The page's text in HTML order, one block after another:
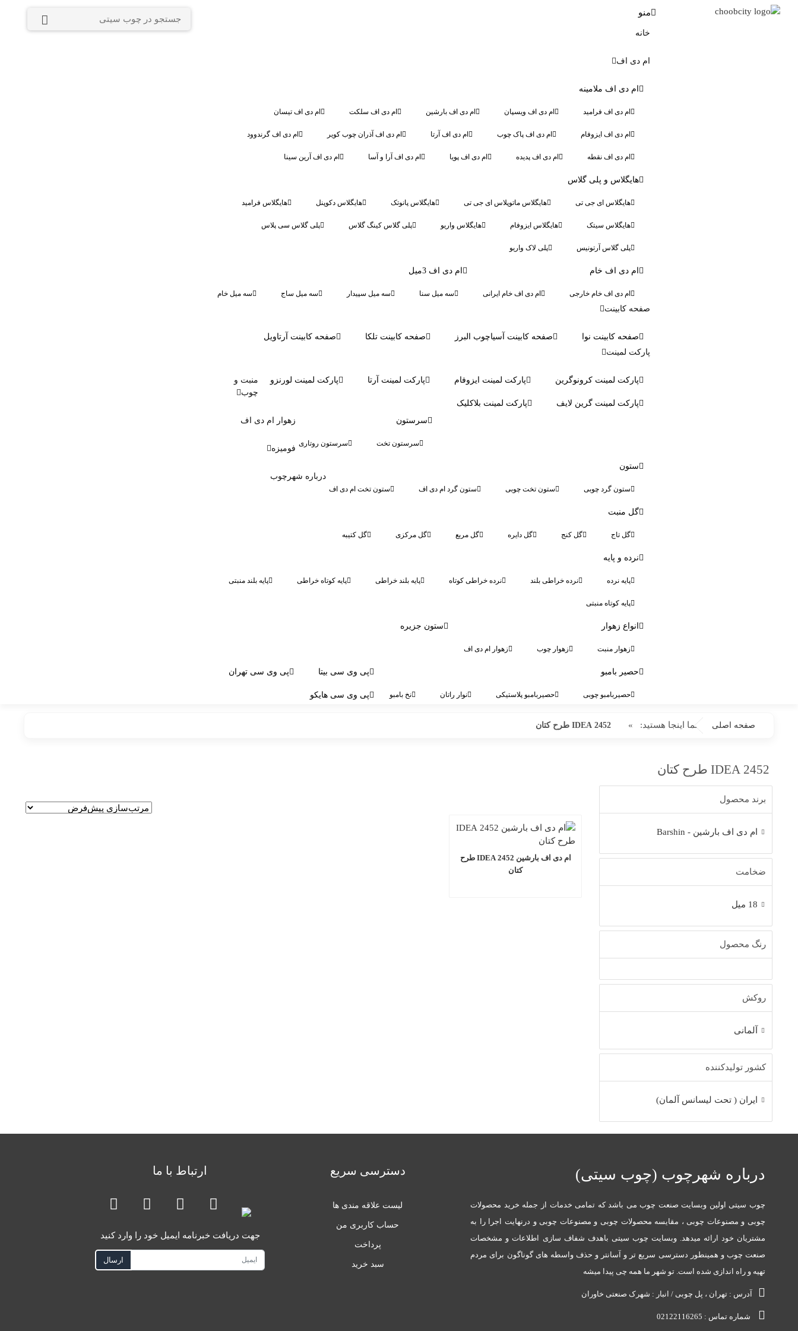
منو
خانه
ام دی اف
ام دی اف ملامینه
ام دی اف فرامید ام دی اف ویسپان ام دی اف بارشین ام دی اف سلکت ام دی اف تیسان
ام دی اف ایزوفام ام دی اف پاک چوب ام دی اف آرتا ام دی اف آذران چوب کویر ام دی اف گرندوود
ام دی اف نقطه ام دی اف پدیده ام دی اف پویا ام دی اف آرا و آسا ام دی اف آرین سینا
هایگلاس و پلی گلاس
هایگلاس ای جی تی هایگلاس ماتوپلاس ای جی تی هایگلاس پانوتک هایگلاس دکوپنل هایگلاس فرامید
هایگلاس سیتک هایگلاس ایزوفام هایگلاس واریو پلی گلاس کینگ گلاس پلی گلاس سی پلاس
پلی گلاس آرتونیس پلی لاک واریو
ام دی اف خام
ام دی اف خام خارجی ام دی اف خام ایرانی
ام دی اف 3میل
سه میل سنا سه میل سپیدار سه میل ساج سه میل خام
صفحه کابینت
صفحه کابینت نوا صفحه کابینت آسیاچوب البرز صفحه کابینت تلکا
صفحه کابینت آرتاویل
پارکت لمینت
پارکت لمینت کرونوگرین پارکت لمینت ایزوفام پارکت لمینت آرتا پارکت لمینت لورنزو
پارکت لمینت گرین لایف پارکت لمینت بلاکلیک
منبت و
چوب
سرستون
سرستون تخت سرستون روتاری
ستون
ستون گرد چوبی ستون تخت چوبی ستون گرد ام دی اف ستون تخت ام دی اف
گل منبت
گل تاج گل کنج گل دایره گل مربع گل مرکزی گل کتیبه
نرده و پایه
پایه نرده نرده خراطی بلند نرده خراطی کوتاه پایه بلند خراطی پایه کوتاه خراطی پایه بلند منبتی
پایه کوتاه منبتی
انواع زهوار
زهوار منبت زهوار چوب زهوار ام دی اف
ستون جزیره
حصیر بامبو
حصیربامبو چوبی حصیربامبو پلاستیکی نوار راتان نخ بامبو
زهوار ام دی اف
فومیزه
پی وی سی بیتا پی وی سی تهران
پی وی سی هایکو
درباره شهرچوب
شما اینجا هستید: صفحه اصلی » 2452 IDEA طرح کتان
2452 IDEA طرح کتان
برند محصول
ام دی اف بارشین - Barshin
ضخامت
18 میل
رنگ محصول
روکش
آلمانی
کشور تولیدکننده
ایران ( تحت لیسانس آلمان)
ام دی اف بارشین 2452 IDEA طرح
کتان
درباره شهرچوب (چوب سیتی)
چوب سیتی اولین وبسایت صنعت چوب می باشد که تمامی خدمات از جمله خرید محصولات
چوبی و مصنوعات چوبی ، مقایسه محصولات چوبی و مصنوعات چوبی و درنهایت اجرا را به
مشتریان خود ارائه میدهد. وبسایت چوب سیتی باهدف شفاف سازی اطلاعات و مشخصات
صنعت چوب و همینطور دسترسی سریع تر و آسانتر و حذف واسطه های گوناگون برای مردم
تهیه و راه اندازی شده است. تو شهر ما همه چی پیدا میشه
آدرس : تهران ، پل چوبی / انبار : شهرک صنعتی خاوران
شماره تماس : 02122116265
دسترسی سریع
لیست علاقه مندی ها
حساب کاربری من
پرداخت
سبد خرید
ارتباط با ما
جهت دریافت خبرنامه ایمیل خود را وارد کنید
ارسال